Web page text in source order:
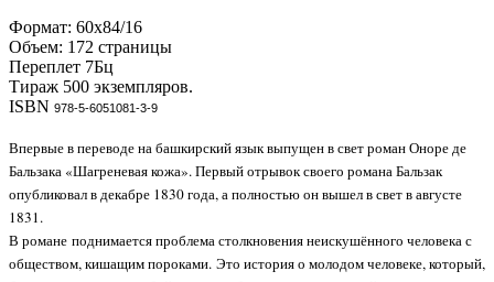
Формат: 60х84/16
Объем: 172 страницы
Переплет 7Бц
Тираж 500 экземпляров.
ISBN 978-5-6051081-3-9
Впервые в переводе на башкирский язык выпущен в свет роман Оноре де
Бальзака «Шагреневая кожа». Первый отрывок своего романа Бальзак
опубликовал в декабре 1830 года, а полностью он вышел в свет в августе
1831.
В романе поднимается проблема столкновения неискушённого человека с
обществом, кишащим пороками. Это история о молодом человеке, который,